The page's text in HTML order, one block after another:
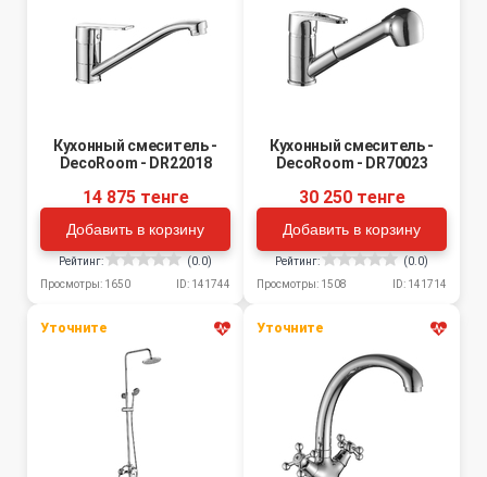
Кухонный смеситель -
DecoRoom - DR22018
14 875 тенге
Добавить в корзину
Рейтинг:
(0.0)
Просмотры: 1650
ID: 141744
Кухонный смеситель -
DecoRoom - DR70023
30 250 тенге
Добавить в корзину
Рейтинг:
(0.0)
Просмотры: 1508
ID: 141714
Уточните Уточните